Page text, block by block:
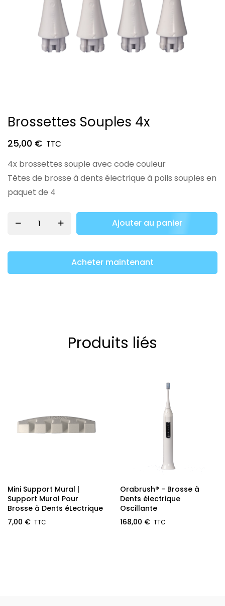
to
the
of
the
images
Brossettes Souples 4x
25,00 €
4x brossettes souple avec code couleur
Têtes de brosse à dents électrique à poils souples en
paquet de 4
Ajouter au panier
Acheter maintenant
Produits liés
Mini Support Mural |
Support Mural Pour
Brosse à Dents éLectrique
7,00 €
Orabrush® - Brosse à
Dents électrique
Oscillante
168,00 €